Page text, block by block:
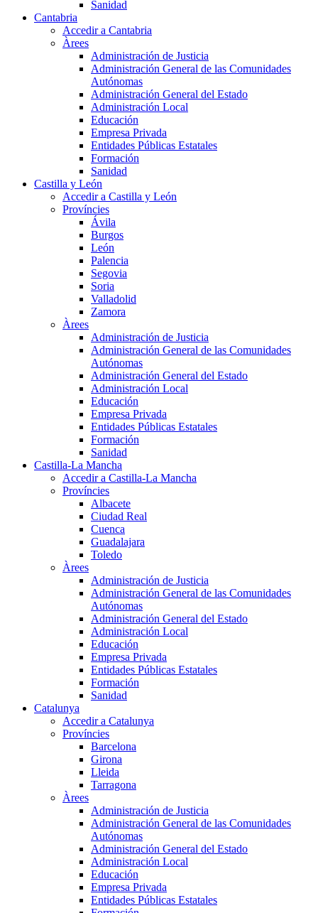
Sanidad
Cantabria
Accedir a Cantabria
Àrees
Administración de Justicia
Administración General de las Comunidades
Autónomas
Administración General del Estado
Administración Local
Educación
Empresa Privada
Entidades Públicas Estatales
Formación
Sanidad
Castilla y León
Accedir a Castilla y León
Províncies
Ávila
Burgos
León
Palencia
Segovia
Soria
Valladolid
Zamora
Àrees
Administración de Justicia
Administración General de las Comunidades
Autónomas
Administración General del Estado
Administración Local
Educación
Empresa Privada
Entidades Públicas Estatales
Formación
Sanidad
Castilla-La Mancha
Accedir a Castilla-La Mancha
Províncies
Albacete
Ciudad Real
Cuenca
Guadalajara
Toledo
Àrees
Administración de Justicia
Administración General de las Comunidades
Autónomas
Administración General del Estado
Administración Local
Educación
Empresa Privada
Entidades Públicas Estatales
Formación
Sanidad
Catalunya
Accedir a Catalunya
Províncies
Barcelona
Girona
Lleida
Tarragona
Àrees
Administración de Justicia
Administración General de las Comunidades
Autónomas
Administración General del Estado
Administración Local
Educación
Empresa Privada
Entidades Públicas Estatales